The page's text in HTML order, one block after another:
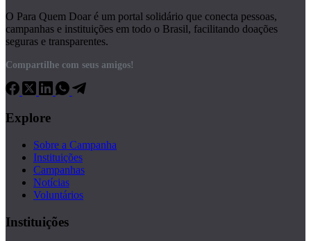
O Para Quem Doar é um portal solidário que conecta pessoas,
campanhas e instituições em todo o Brasil, facilitando doações
seguras e transparentes.
Compartilhe com seus amigos!
Explore
Sobre a Campanha
Instituições
Campanhas
Notícias
Voluntários
Instituições